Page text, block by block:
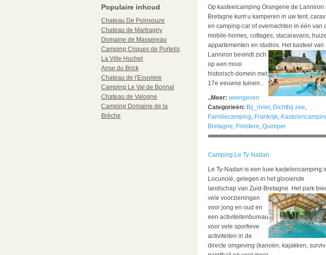
Populaire inhoud
Chateau De Poinsouze
Chateau de Martragny
Domaine de Massereau
Camping Criques de Porteils
La Ville Huchet
Anse du Brick
Chateau de l'Eouviere
Camping Le Val de Bonnal
Chateau de Valogne
Camping Domaine de la
Brèche
Op kasteelcamping Orangerie de Lanniron
Bretagne kunt u kamperen in uw tent,
en camping-car of overnachten in één van
mobile-homes, cottages, stacaravans,
appartementen en studios. Het kasteel van
Lanniron bevindt zich
op een mooi
historisch domein met
17e eeuwse tuinen...
..Meer: weergeven
Categorieën: Bij_rivier, Dichtbij zee,
Familiecamping, Frankrijk,
Bretagne, Finistere, Quimper
Camping Le Ty-Nadan
Le Ty-Nadan is een luxe kastelencamping
Locunolé, gelegen in het glooiende
landschap van Zuid-Bretagne. Het park
vele voorzieningen
voor jong en oud en
een activiteitenbureau
voor vele sportieve
activiteiten in de
directe omgeving (kanoën, kajakken,